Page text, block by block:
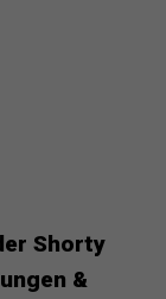
Shorty
&